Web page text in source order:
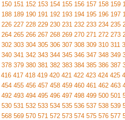
150 151 152 153 154 155 156 157 158 159
188 189 190 191 192 193 194 195 196 197
226 227 228 229 230 231 232 233 234 235
264 265 266 267 268 269 270 271 272 273
302 303 304 305 306 307 308 309 310 311
340 341 342 343 344 345 346 347 348 349
378 379 380 381 382 383 384 385 386 387
416 417 418 419 420 421 422 423 424 425
454 455 456 457 458 459 460 461 462 463
492 493 494 495 496 497 498 499 500 501
530 531 532 533 534 535 536 537 538 539
568 569 570 571 572 573 574 575 576 577